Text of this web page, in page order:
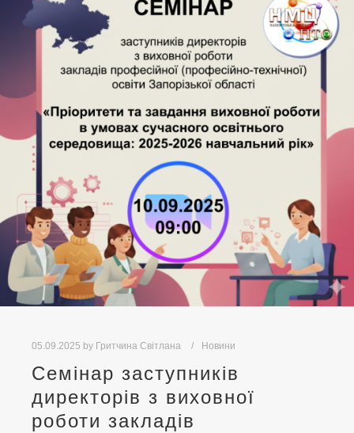
05.09.2025 by Гритчина Світлана Новини
Семінар заступників
директорів з виховної
роботи закладів